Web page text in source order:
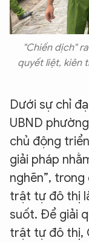
"Chiến dịch"
quyết liệt, kiên
Dưới sự chỉ
UBND
chủ động
giải pháp
nghẽn”,
trật tự đô thị
suốt. Để giải
trật tự đô thị,